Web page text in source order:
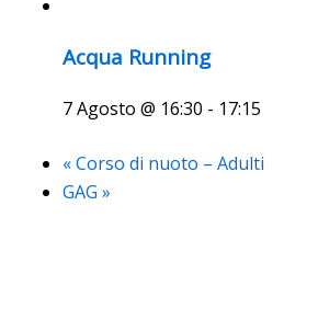
Acqua Running
7 Agosto @ 16:30 - 17:15
«Corso di nuoto – Adulti
GAG »